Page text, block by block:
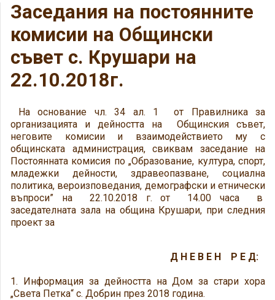
Заседания на постоянните
комисии на Общински
съвет с. Крушари на
22.10.2018г.
На основание чл. 34 ал. 1 от Правилника за
организацията и дейността на Общинския съвет,
неговите комисии и взаимодействието му с
общинската администрация, свиквам заседание на
Постоянната комисия по „Образование, култура, спорт,
младежки дейности, здравеопазване, социална
политика, вероизповедания, демографски и етнически
въпроси” на 22.10.2018 г. от 14.00 часа в
заседателната зала на община Крушари, при следния
проект за
Д Н Е В Е Н Р Е Д:
1. Информация за дейността на Дом за стари хора
„Света Петка“ с. Добрин през 2018 година.